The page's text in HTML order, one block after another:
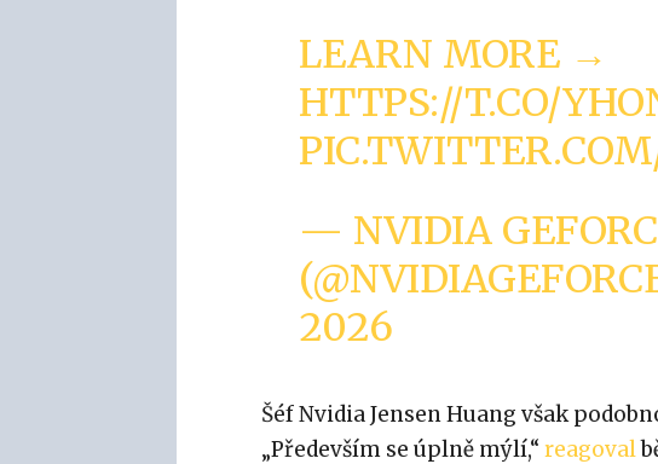
LEARN MORE →
HTTPS://T.CO/
— NVIDIA
2026
Šéf Nvidia Jensen Huang však
„Především se úplně mýlí,“ reagoval